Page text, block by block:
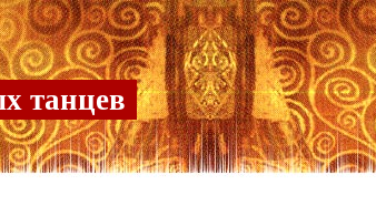
танцев